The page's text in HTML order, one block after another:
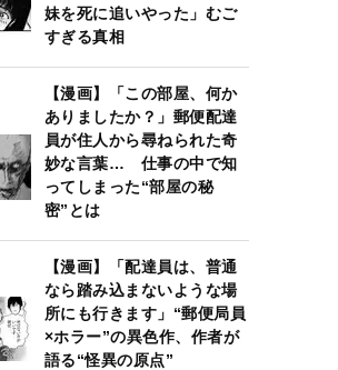
妹を死に追いやった」むご
すぎる真相
【漫画】「この部屋、何か
ありましたか？」郵便配達
員が住人から尋ねられた奇
妙な言葉… 仕事の中で知
ってしまった“部屋の秘
密”とは
【漫画】「配達員は、普通
なら踏み込まないような場
所にも行きます」“郵便局員
×ホラー”の異色作、作者が
語る“怪異の原点”